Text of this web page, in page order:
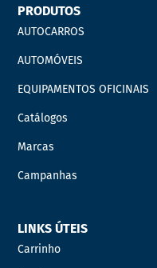
PRODUTOS
AUTOCARROS
AUTOMÓVEIS
EQUIPAMENTOS OFICINAIS
Catálogos
Marcas
Campanhas
LINKS ÚTEIS
Carrinho